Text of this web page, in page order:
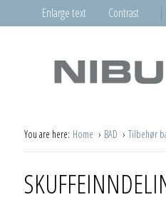
Enlarge text Contrast
You are here: Home BAD Tilbehør